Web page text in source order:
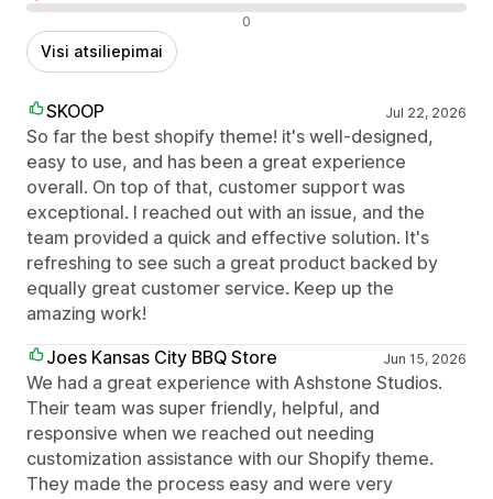
Neigiami atsiliepimai 0
Visi atsiliepimai
SKOOP Jul 22, 2026
So far the best shopify theme! it's well-designed,
easy to use, and has been a great experience
overall. On top of that, customer support was
exceptional. I reached out with an issue, and the
team provided a quick and effective solution. It's
refreshing to see such a great product backed by
equally great customer service. Keep up the
amazing work!
Joes Kansas City BBQ Store
Jun 15, 2026
We had a great experience with Ashstone Studios.
Their team was super friendly, helpful, and
responsive when we reached out needing
customization assistance with our Shopify theme.
They made the process easy and were very